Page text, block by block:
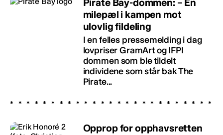
Pirate Bay-dommen: – En
milepæl i kampen mot
ulovlig fildeling
I en felles pressemelding i dag
lovpriser GramArt og IFPI
dommen som ble tildelt
individene som står bak The
Pirate...
Opprop for opphavsretten